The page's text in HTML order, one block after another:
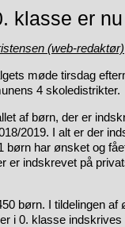
klasse er
(web-redaktør)
møde tirsdag
4 skoledistrikter.
af børn, der er
2019. I alt er der
har ønsket og
er indskrevet på
børn. I tildelingen af
i 0. klasse indskrives